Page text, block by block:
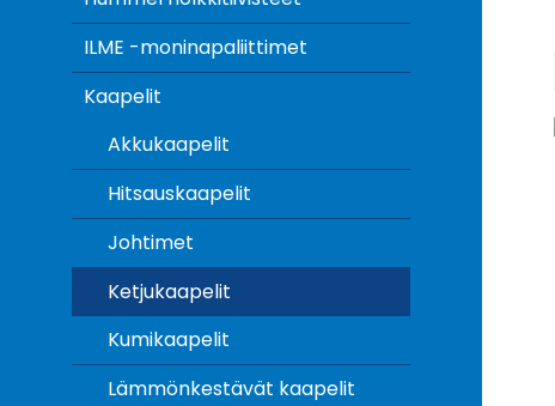
ILME -moninapaliittimet
Kaapelit
Akkukaapelit
Hitsauskaapelit
Johtimet
Ketjukaapelit
Kumikaapelit
Lämmönkestävät kaapelit